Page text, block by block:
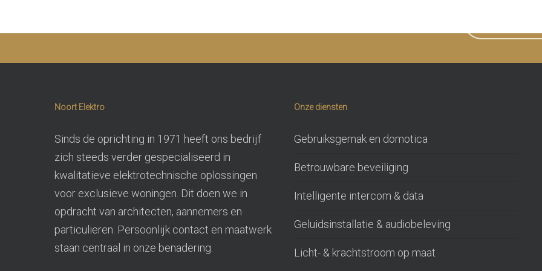
Noort Elektro
Sinds de oprichting in 1971 heeft ons bedrijf
zich steeds verder gespecialiseerd in
kwalitatieve elektrotechnische oplossingen
voor exclusieve woningen. Dit doen we in
opdracht van architecten, aannemers en
particulieren. Persoonlijk contact en maatwerk
staan centraal in onze benadering.
Onze diensten
Gebruiksgemak en domotica
Betrouwbare beveiliging
Intelligente intercom & data
Geluidsinstallatie & audiobeleving
Licht- & krachtstroom op maat